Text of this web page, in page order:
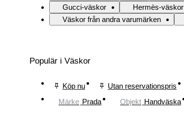
Gucci-väskor
Hermès-väskor
Väskor från andra varumärken
Populär i Väskor
Köp nu Utan reservationspris
Märke Prada Objekt Handväska